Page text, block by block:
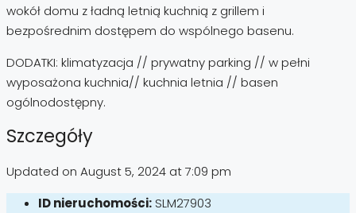
wokół domu z ładną letnią kuchnią z grillem i
bezpośrednim dostępem do wspólnego basenu.
DODATKI: klimatyzacja // prywatny parking // w pełni
wyposażona kuchnia// kuchnia letnia // basen
ogólnodostępny.
Szczegóły
Updated on August 5, 2024 at 7:09 pm
ID nieruchomości: SLM27903